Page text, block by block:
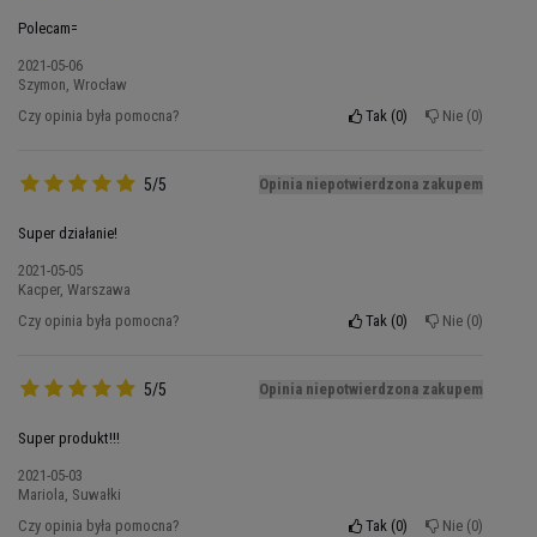
witamina B12 uczestniczy w wytwarzaniu
foliowym odgrywa istotną rolę przy
witamina C ułatwia wchłanianie żelaza
kwas foliowy przyczynia się do
czasie ciąży oraz uczestniczy w procesach
krwiotwórczych
Mikroskopia elektronowa porównująca
absorbcję żelaza z siarczanu i chelatu
aminokwasowego FERROCHEL®
Właściwą absorpcję żelaza
pokarmowego oraz ściśle kontrolowaną
dystrybucję w obrębie organizmu zapewniają
Polecam=
2021-05-06
Szymon, Wrocław
Czy opinia była pomocna?
Tak 0 Nie 0
5/5 Opinia niepotwierdzona zakupem
Super działanie!
2021-05-05
Kacper, Warszawa
Czy opinia była pomocna?
Tak 0 Nie 0
5/5 Opinia niepotwierdzona zakupem
Super produkt!!!
2021-05-03
Mariola, Suwałki
Czy opinia była pomocna?
Tak 0 Nie 0